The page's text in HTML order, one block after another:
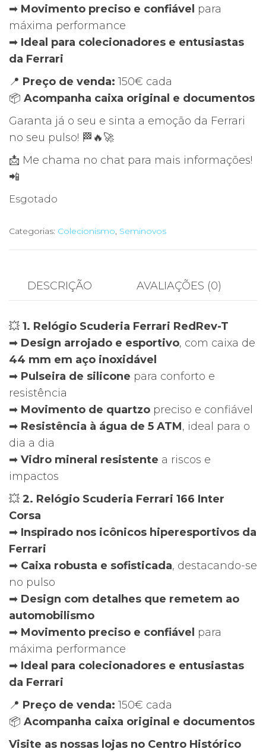
➡ Movimento preciso e confiável para
máxima performance
➡ Ideal para colecionadores e entusiastas
da Ferrari
📍 Preço de venda: 150€ cada
📦 Acompanha caixa original e documentos
Garanta já o seu e sinta a emoção da Ferrari
no seu pulso! 🏁🔥🚀
📩 Me chama no chat para mais informações!
📲
Esgotado
Categorias: Colecionismo, Seminovos
DESCRIÇÃO AVALIAÇÕES (0)
💥 1. Relógio Scuderia Ferrari RedRev-T
➡ Design arrojado e esportivo, com caixa de
44 mm em aço inoxidável
➡ Pulseira de silicone para conforto e
resistência
➡ Movimento de quartzo preciso e confiável
➡ Resistência à água de 5 ATM, ideal para o
dia a dia
➡ Vidro mineral resistente a riscos e
impactos
💥 2. Relógio Scuderia Ferrari 166 Inter
Corsa
➡ Inspirado nos icônicos hiperesportivos da
Ferrari
➡ Caixa robusta e sofisticada, destacando-se
no pulso
➡ Design com detalhes que remetem ao
automobilismo
➡ Movimento preciso e confiável para
máxima performance
➡ Ideal para colecionadores e entusiastas
da Ferrari
📍 Preço de venda: 150€ cada
📦 Acompanha caixa original e documentos
Visite as nossas lojas no Centro Histórico